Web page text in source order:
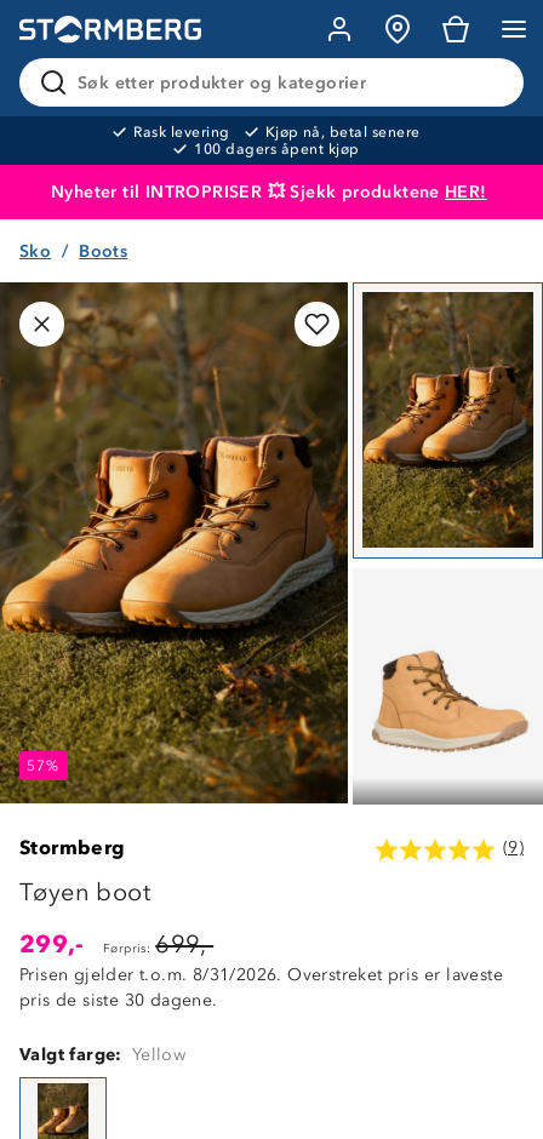
Søk etter produkter og kategorier
Rask levering
Kjøp nå, betal senere
100 dagers åpent kjøp
Nyheter til INTROPRISER 💥 Sjekk produktene HER!
Sko Boots
57%
57%
Stormberg (9)
Tøyen boot
299,-
Førpris: 699,-
Prisen gjelder t.o.m. 8/31/2026. Overstreket pris er laveste
pris de siste 30 dagene.
Valgt farge: Yellow